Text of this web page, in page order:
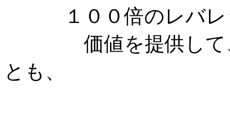
１００倍のレバレ
価値を提供して、
とも、